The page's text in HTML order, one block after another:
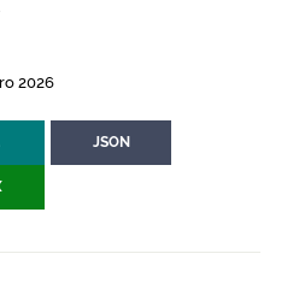
2026
JSON